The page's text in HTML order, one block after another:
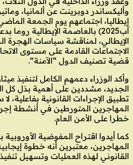
وأليكساندر دوبرينت عن ألمانيا،
آب2025) بالعاصمة الإيطالية
الإيطالي، لمناقشة سياسات الهجرة
الاجتماعات القادمة على مستوى
قضية تصنيف الدول “الآمنة”.
وأكد الوزراء دعمهم الكامل لتنفيذ
الجديد، مشددين على أهمية بذل كل
تطبيق الإجراءات القانونية بفاعلية،
المهاجرين المتورطين في أنشطة
خطرا على الأمن العام.
كما أيدوا اقتراح المفوضية
المهاجرين، معتبرين أنه خطوة
القانوني لهذه العمليات وتسهيل